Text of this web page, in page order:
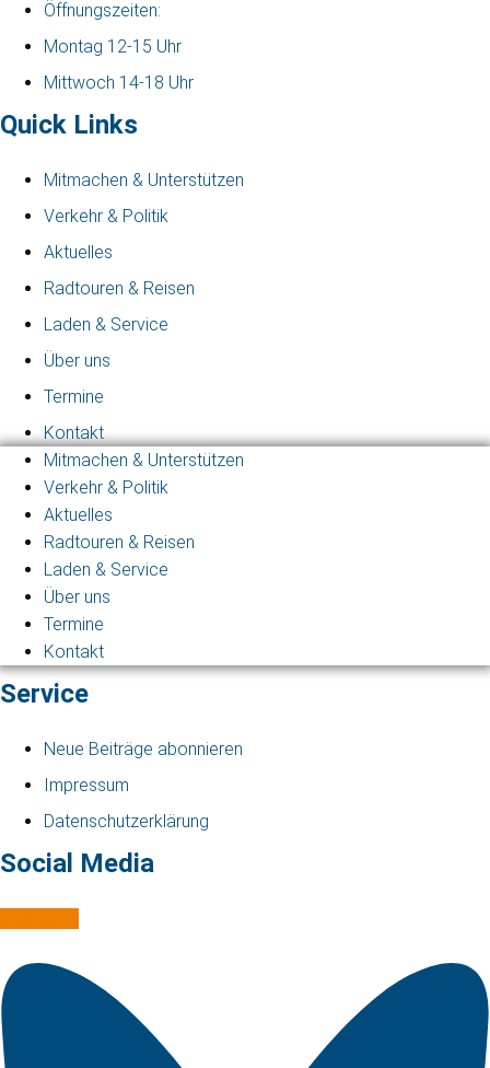
Öffnungszeiten:
Montag 12-15 Uhr
Mittwoch 14-18 Uhr
Quick Links
Mitmachen & Unterstützen
Verkehr & Politik
Aktuelles
Radtouren & Reisen
Laden & Service
Über uns
Termine
Kontakt
Mitmachen & Unterstützen
Verkehr & Politik
Aktuelles
Radtouren & Reisen
Laden & Service
Über uns
Termine
Kontakt
Service
Neue Beiträge abonnieren
Impressum
Datenschutzerklärung
Social Media